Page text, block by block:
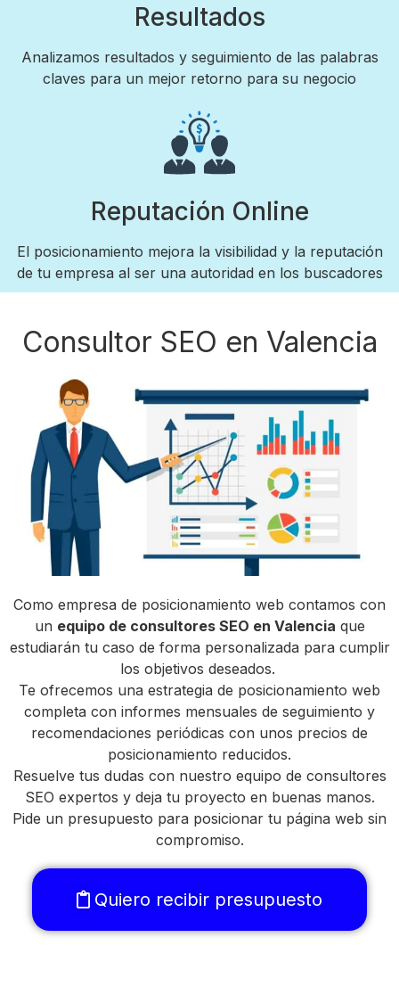
Resultados
Analizamos resultados y seguimiento de las palabras
claves para un mejor retorno para su negocio
Reputación Online
El posicionamiento mejora la visibilidad y la reputación
de tu empresa al ser una autoridad en los buscadores
Consultor SEO en Valencia
Como empresa de posicionamiento web contamos con
un equipo de consultores SEO en Valencia que
estudiarán tu caso de forma personalizada para cumplir
los objetivos deseados.
Te ofrecemos una estrategia de posicionamiento web
completa con informes mensuales de seguimiento y
recomendaciones periódicas con unos precios de
posicionamiento reducidos.
Resuelve tus dudas con nuestro equipo de consultores
SEO expertos y deja tu proyecto en buenas manos.
Pide un presupuesto para posicionar tu página web sin
compromiso.
Quiero recibir presupuesto